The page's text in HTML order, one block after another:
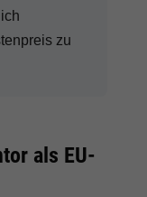
zu
als EU-